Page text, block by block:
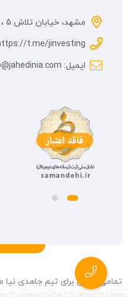
مشهد، خیابان تلاش 5 ، پ33ط2
t.me/jinvesting
ایمیل: info@jahedinia.com
تمامی حقوق برای تیم جاهدی